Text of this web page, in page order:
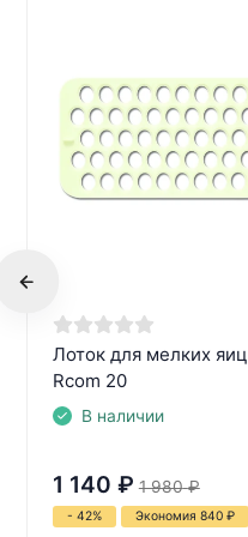
Лоток для мелких яиц
Rcom 20
В наличии
1 140 ₽ 1 980 ₽
- 42% Экономия 840 ₽